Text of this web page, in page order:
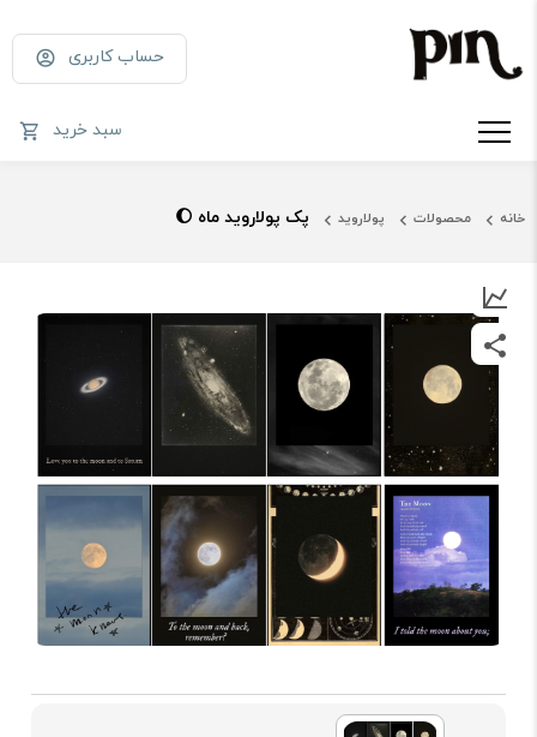
حساب کاربری
سبد خرید
خانه محصولات پولاروید پک پولاروید ماه 🌔